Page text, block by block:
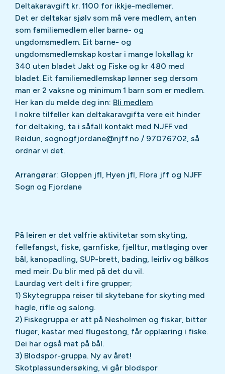
Deltakaravgift kr. 1100 for ikkje-medlemer.
Det er deltakar sjølv som må vere medlem, anten
som familiemedlem eller barne- og
ungdomsmedlem. Eit barne- og
ungdomsmedlemskap kostar i mange lokallag kr
340 uten bladet Jakt og Fiske og kr 480 med
bladet. Eit familiemedlemskap lønner seg dersom
man er 2 vaksne og minimum 1 barn som er medlem.
Her kan du melde deg inn: Bli medlem
I nokre tilfeller kan deltakaravgifta vere eit hinder
for deltaking, ta i såfall kontakt med NJFF ved
Reidun, sognogfjordane@njff.no / 97076702, så
ordnar vi det.
Arrangørar: Gloppen jfl, Hyen jfl, Flora jff og NJFF
Sogn og Fjordane
På leiren er det valfrie aktivitetar som skyting,
fellefangst, fiske, garnfiske, fjelltur, matlaging over
bål, kanopadling, SUP-brett, bading, leirliv og bålkos
med meir. Du blir med på det du vil.
Laurdag vert delt i fire grupper;
1) Skytegruppa reiser til skytebane for skyting med
hagle, rifle og salong.
2) Fiskegruppa er att på Nesholmen og fiskar, bitter
fluger, kastar med flugestong, får opplæring i fiske.
Dei har også mat på bål.
3) Blodspor-gruppa. Ny av året!
Skotplassundersøking, vi går blodspor